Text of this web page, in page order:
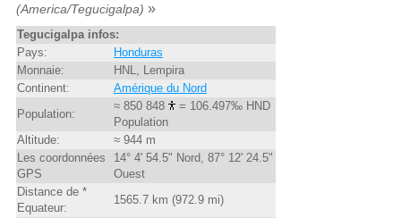
(America/Tegucigalpa) »
Tegucigalpa infos:
Pays:
Honduras
Monnaie:
HNL, Lempira
Continent:
Amérique du Nord
Population:
≈ 850 848
= 106.497‰ HND
Population
Altitude:
≈ 944 m
Les coordonnées
GPS
14° 4' 54.5" Nord, 87° 12' 24.5"
Ouest
Distance de *
Equateur:
1565.7 km (972.9 mi)